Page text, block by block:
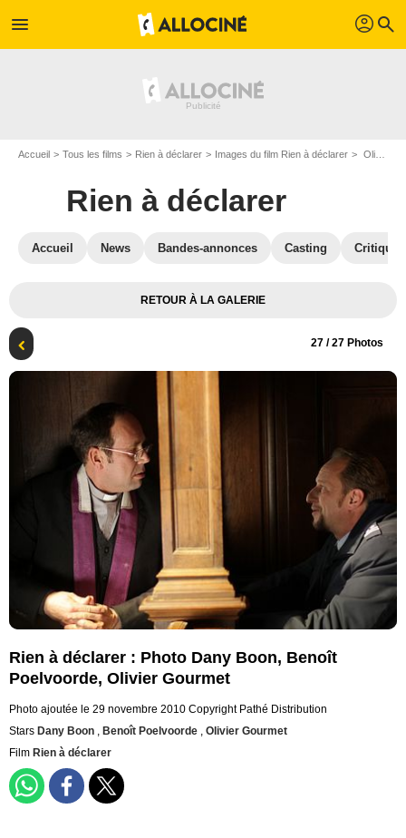
menu profil search
Accueil Tous les films Rien à déclarer Images du film Rien à déclarer Olivier Gourmet & Benoît Poelvoorde
Rien à déclarer
Accueil News Bandes-annonces Casting
RETOUR À LA GALERIE
27 / 27 Photos
Rien à déclarer : Photo Dany Boon, Benoît
Poelvoorde, Olivier Gourmet
Photo ajoutée le 29 novembre 2010 Copyright Pathé Distribution
Stars Dany Boon , Benoît Poelvoorde , Olivier Gourmet
Film Rien à déclarer